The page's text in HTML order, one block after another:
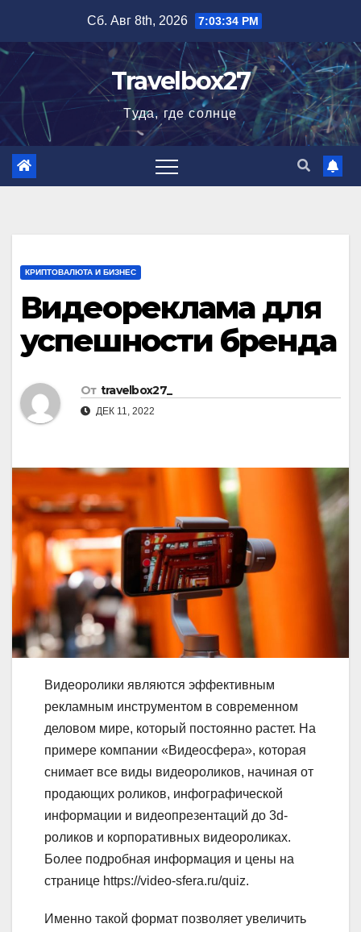
содержимому
Сб. Авг 8th, 2026 7:03:35 PM
Travelbox27
Туда, где солнце
КРИПТОВАЛЮТА И БИЗНЕС
Видеореклама для
успешности бренда
От travelbox27_
ДЕК 11, 2022
Видеоролики являются эффективным
рекламным инструментом в современном
деловом мире, который постоянно растет. На
примере компании «Видеосфера», которая
снимает все виды видеороликов, начиная от
продающих роликов, инфографической
информации и видеопрезентаций до 3d-
роликов и корпоративных видеороликах.
Более подробная информация и цены на
странице https://video-sfera.ru/quiz.
Именно такой формат позволяет увеличить